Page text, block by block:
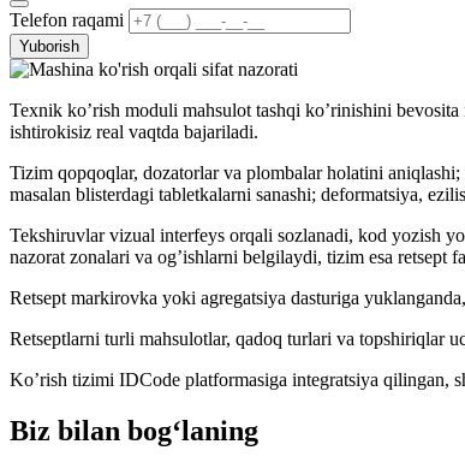
Telefon raqami
Yuborish
Texnik koʼrish moduli mahsulot tashqi koʼrinishini
ishtirokisiz real vaqtda bajariladi.
Tizim qopqoqlar, dozatorlar va plombalar holatini
masalan blisterdagi tabletkalarni sanashi; deformatsiya,
Tekshiruvlar vizual interfeys orqali sozlanadi, kod yozish
nazorat zonalari va ogʼishlarni belgilaydi, tizim esa retsept
Retsept markirovka yoki agregatsiya dasturiga
Retseptlarni turli mahsulotlar, qadoq turlari va topshiriqlar
Koʼrish tizimi IDCode platformasiga integratsiya qilingan,
Biz bilan bog‘laning